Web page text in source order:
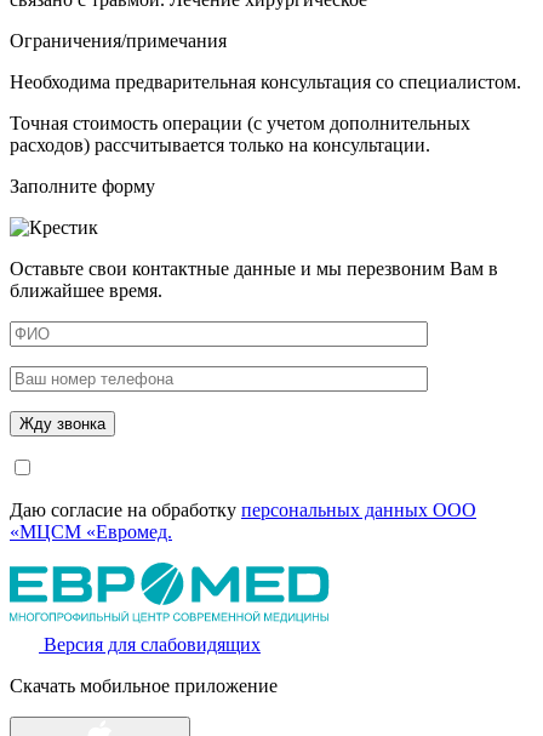
Ограничения/примечания
Необходима предварительная консультация со специалистом.
Точная стоимость операции (с учетом дополнительных
расходов) рассчитывается только на консультации.
Заполните форму
Оставьте свои контактные данные и мы перезвоним Вам в
ближайшее время.
Даю согласие на обработку персональных данных ООО
«МЦСМ «Евромед.
Версия для слабовидящих
Скачать мобильное приложение